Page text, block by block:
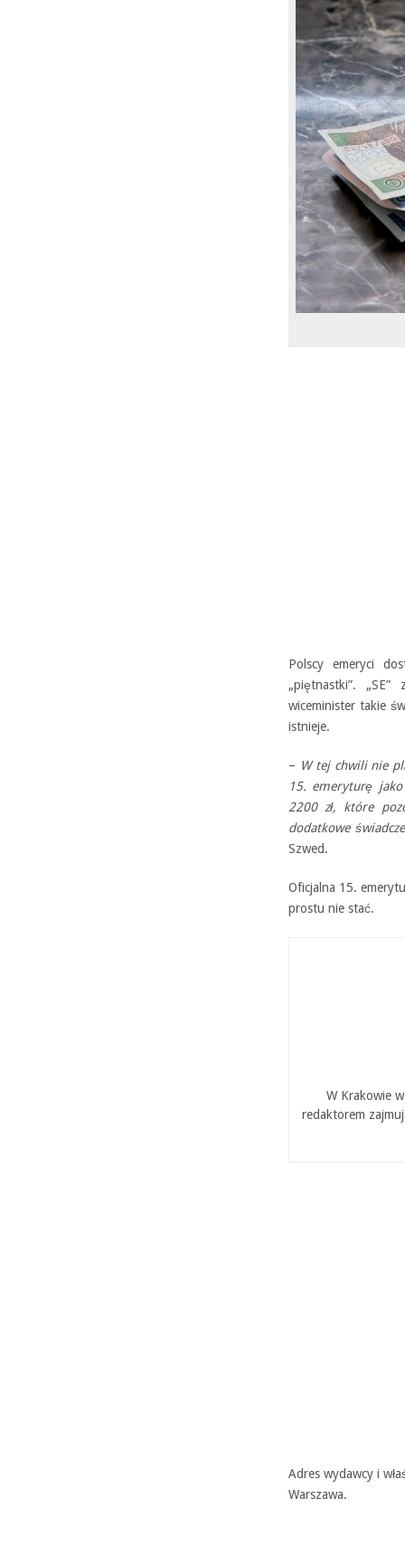
Polscy emeryci
„piętnastki”. „SE”
wiceminister takie
istnieje.
– W tej chwili nie
15. emeryturę
2200 zł, które
dodatkowe
Szwed.
Oficjalna 15.
prostu nie stać.
W Krakowie
redaktorem
Adres wydawcy i
Warszawa.